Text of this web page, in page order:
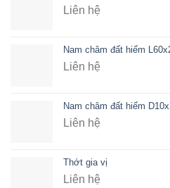
Liên hệ
Nam châm đất hiếm
Liên hệ
Nam châm đất hiếm
Liên hệ
Thớt gia vị
Liên hệ